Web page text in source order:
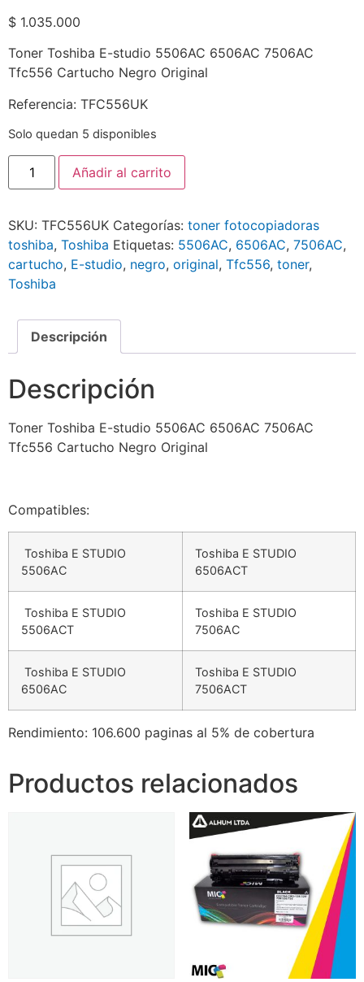
$ 1.035.000
Toner Toshiba E-studio 5506AC 6506AC 7506AC
Tfc556 Cartucho Negro Original
Referencia: TFC556UK
Solo quedan 5 disponibles
Añadir al carrito
SKU: TFC556UK Categorías: toner fotocopiadoras
toshiba, Toshiba Etiquetas: 5506AC, 6506AC, 7506AC,
cartucho, E-studio, negro, original, Tfc556, toner,
Toshiba
Descripción
Descripción
Toner Toshiba E-studio 5506AC 6506AC 7506AC
Tfc556 Cartucho Negro Original
Compatibles:
Toshiba E STUDIO
5506AC
Toshiba E STUDIO
6506ACT
Toshiba E STUDIO
5506ACT
Toshiba E STUDIO
7506AC
Toshiba E STUDIO
6506AC
Toshiba E STUDIO
7506ACT
Rendimiento: 106.600 paginas al 5% de cobertura
Productos relacionados